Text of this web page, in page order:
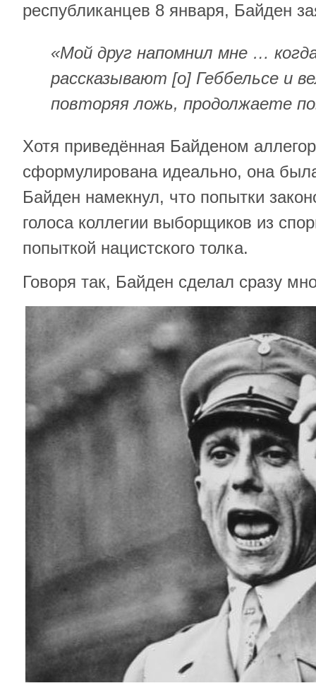
республиканцев 8 января, Байден
«Мой друг напомнил мне …
рассказывают [о] Геббельсе и
повторяя ложь, продолжаете
Хотя приведённая Байденом
сформулирована идеально, она
Байден намекнул, что попытки
голоса коллегии выборщиков из
попыткой нацистского толка.
Говоря так, Байден сделал сразу